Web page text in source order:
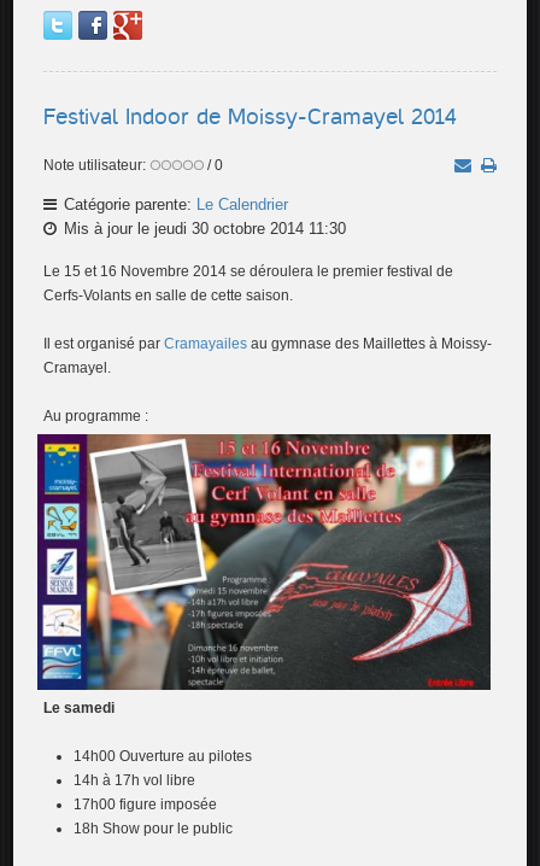
Festival Indoor de Moissy-Cramayel 2014
Note utilisateur: / 0
Catégorie parente: Le Calendrier
Mis à jour le jeudi 30 octobre 2014 11:30
Le 15 et 16 Novembre 2014 se déroulera le premier festival de
Cerfs-Volants en salle de cette saison.
Il est organisé parCramayailes au gymnase des Maillettes à Moissy-
Cramayel.
Au programme :
Le samedi
14h00 Ouverture au pilotes
14h à 17h vol libre
17h00 figure imposée
18h Show pour le public